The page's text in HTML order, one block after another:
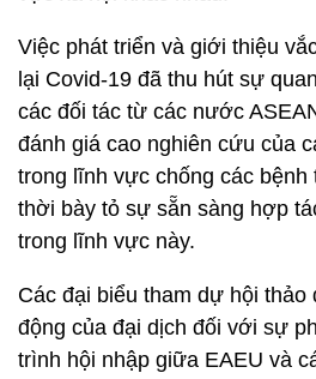
Việc phát triển và giới thiệu
lại Covid-19 đã thu hút sự
các đối tác từ các nước
đánh giá cao nghiên cứu của
trong lĩnh vực chống các bệnh
thời bày tỏ sự sẵn sàng hợp
trong lĩnh vực này.
Các đại biểu tham dự hội thảo
động của đại dịch đối với sự
trình hội nhập giữa EAEU và